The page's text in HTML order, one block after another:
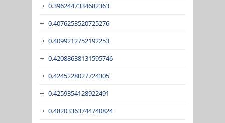
0.3962447334682363
0.4076253520725276
0.4099212752192253
0.42088638131595746
0.4245228027724305
0.4259354128922491
0.48203363744740824